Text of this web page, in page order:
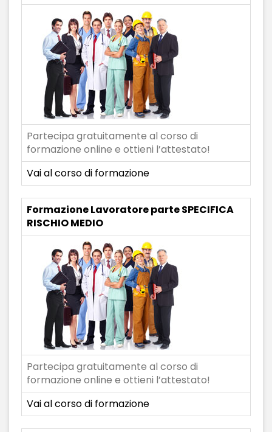
Partecipa gratuitamente al corso di
formazione online e ottieni l’attestato!
Vai al corso di formazione
Formazione Lavoratore parte SPECIFICA
RISCHIO MEDIO
Partecipa gratuitamente al corso di
formazione online e ottieni l’attestato!
Vai al corso di formazione